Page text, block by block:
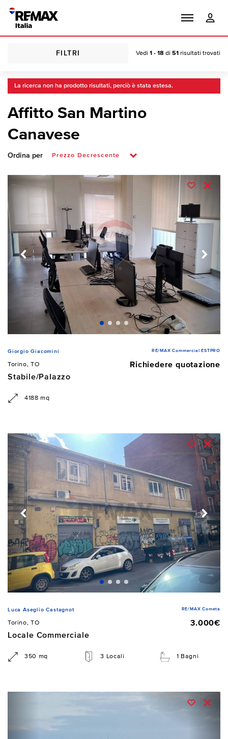
FILTRI Vedi 1 - 18 di 51 risultati trovati
La ricerca non ha prodotto risultati, perciò è stata estesa.
Affitto San Martino
Canavese
Ordina per
Giorgio Giacomini RE/MAX Commercial ESTPRO
Torino, TO
Richiedere quotazione
Stabile/Palazzo
4188 mq
Luca Aseglio Castagnot RE/MAX Cometa
Torino, TO
3.000€
Locale Commerciale
350 mq 3 Locali 1 Bagni